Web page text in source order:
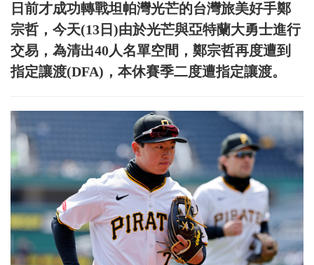
日前才成功轉戰坦帕灣光芒的台灣旅美好手鄭
宗哲，今天(13日)由於光芒與亞特蘭大勇士進行
交易，為清出40人名單空間，鄭宗哲再度遭到
指定讓渡(DFA)，本休賽季二度遭指定讓渡。